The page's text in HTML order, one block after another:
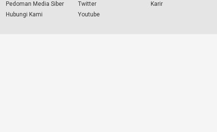
Pedoman Media Siber
Hubungi Kami
Twitter
Youtube
Karir